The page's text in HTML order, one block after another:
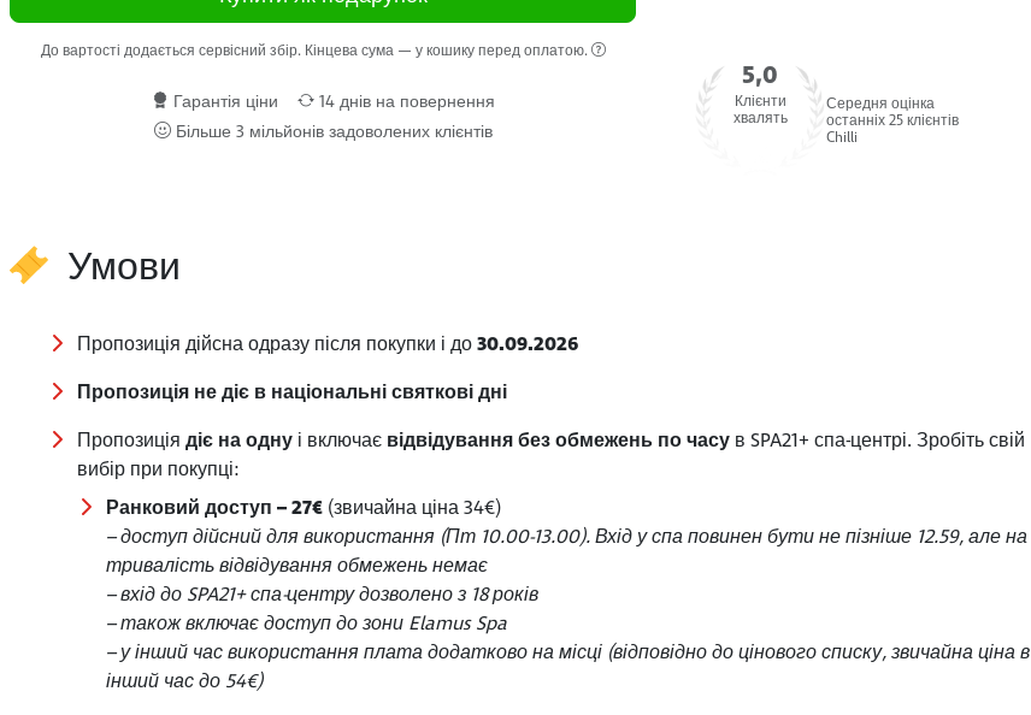
До вартості додається сервісний збір. Кінцева сума — у кошику перед оплатою.
Гарантія ціни
14 днів на повернення
Більше 3 мільйонів задоволених клієнтів
5,0
Клієнти
хвалять
Середня оцінка
останніх 25 клієнтів
Chilli
Умови
Пропозиція дійсна одразу після покупки і до30.09.2026
Пропозиція не діє в національні святкові дні
Пропозиція діє на одну і включає відвідування без обмежень по часу в SPA21+ спа-центрі. Зробіть свій
вибір при покупці:
Ранковий доступ – 27€ (звичайна ціна 34€)
– доступ дійсний для використання (Пт 10.00-13.00). Вхід у спа повинен бути не пізніше 12.59, але на
тривалість відвідування обмежень немає
– вхід до SPA21+ спа-центру дозволено з 18 років
– також включає доступ до зони Elamus Spa
– у інший час використання плата додатково на місці (відповідно до цінового списку, звичайна ціна в
інший час до 54€)